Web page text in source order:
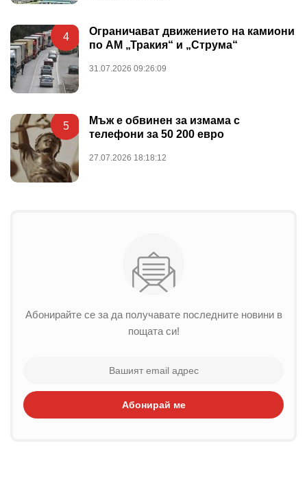
4
Ограничават движението на камиони
по АМ „Тракия“ и „Струма“
31.07.2026 09:26:09
5
Мъж е обвинен за измама с
телефони за 50 200 евро
27.07.2026 18:18:12
Абонирайте се за да получавате последните новини в
пощата си!
Абонирай ме